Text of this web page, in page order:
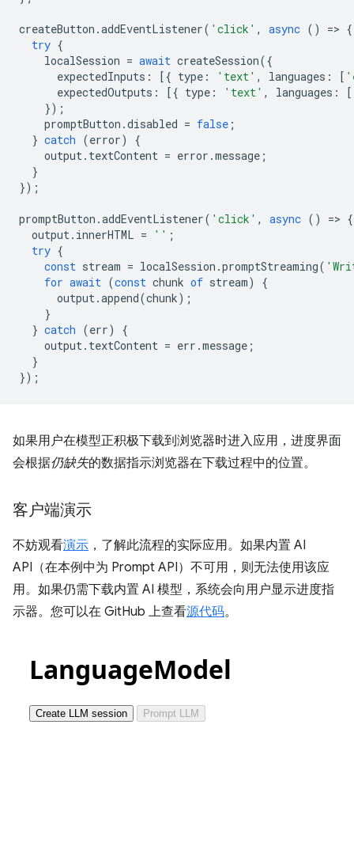
createButton .addEventListener( 'click' , async () => {
try {
localSession = await createSession({
expectedInputs : [{ type : 'text' , languages : [
expectedOutputs : [{ type : 'text' , languages : [
});
promptButton .disabled = false ;
} catch (error)
{
output. textContent = error .message ;
}
});
promptButton .addEventListener( 'click' , async () => {
output. innerHTML = '' ;
try {
const stream = localSession .promptStreaming(
for await (const chunk of stream)
{
output.append(chunk);
}
} catch (err)
{
output. textContent = err .message ;
}
});
如果用户在模型正积极下载到浏览器时进入应用，进度界面
会根据仍缺失的数据指示浏览器在下载过程中的位置。
客户端演示
不妨观看演示 ，了解此流程的实际应用。如果内置 AI
API（在本例中为 Prompt API）不可用，则无法使用该应
用。如果仍需下载内置 AI 模型，系统会向用户显示进度指
示器。您可以在 GitHub 上查看源代码。